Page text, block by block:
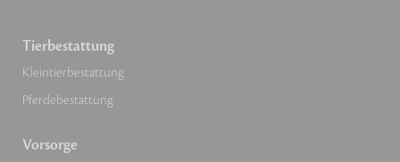
Tierbestattung
Kleintierbestattung
Pferdebestattung
Vorsorge